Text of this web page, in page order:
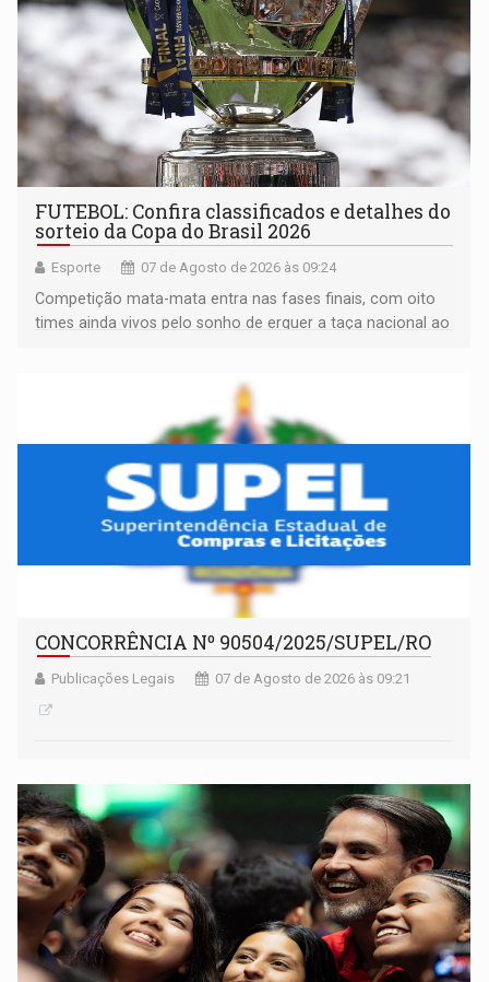
FUTEBOL: Confira classificados e detalhes do
sorteio da Copa do Brasil 2026
Esporte 07 de Agosto de 2026 às 09:24
Competição mata-mata entra nas fases finais, com oito
times ainda vivos pelo sonho de erguer a taça nacional ao
CONCORRÊNCIA Nº 90504/2025/SUPEL/RO
Publicações Legais 07 de Agosto de 2026 às 09:21